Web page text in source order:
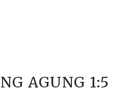
AGUNG 1:5